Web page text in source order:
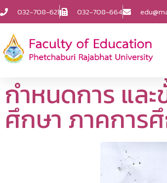
032-708-621 032-708-664
กำหนดการ แล
ศึกษา ภาคการ